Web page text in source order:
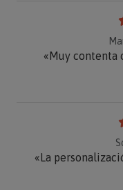
«Muy contenta
«La